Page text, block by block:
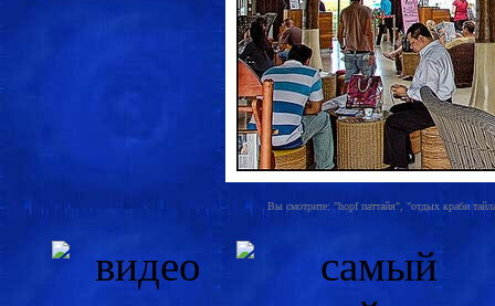
Вы смотрите: "hopf паттайя", "отдых краби